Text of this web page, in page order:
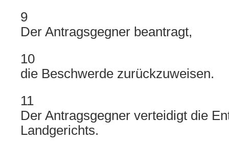
9
Der Antragsgegner beantragt,
10
die Beschwerde zurückzuweisen.
11
Der Antragsgegner verteidigt die
Landgerichts.